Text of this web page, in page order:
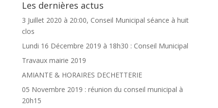
Les dernières actus
3 Juillet 2020 à 20:00, Conseil Municipal séance à huit
clos
Lundi 16 Décembre 2019 à 18h30 : Conseil Municipal
Travaux mairie 2019
AMIANTE & HORAIRES DECHETTERIE
05 Novembre 2019 : réunion du conseil municipal à
20h15